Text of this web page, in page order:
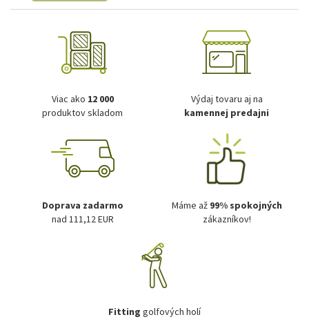
Viac ako 12 000
produktov skladom
Výdaj tovaru aj na
kamennej predajni
Doprava zadarmo
nad 111,12 EUR
Máme až 99% spokojných
zákazníkov!
Fitting golfových holí